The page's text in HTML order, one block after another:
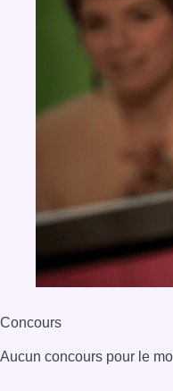
Concours
Aucun concours pour le